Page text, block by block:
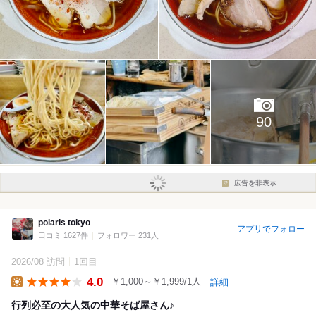
90
広告を非表示
polaris tokyo
口コミ 1627件 フォロワー 231人
アプリでフォロー
2026/08 訪問 1回目
4.0 ￥1,000～￥1,999/1人 詳細
行列必至の大人気の中華そば屋さん♪